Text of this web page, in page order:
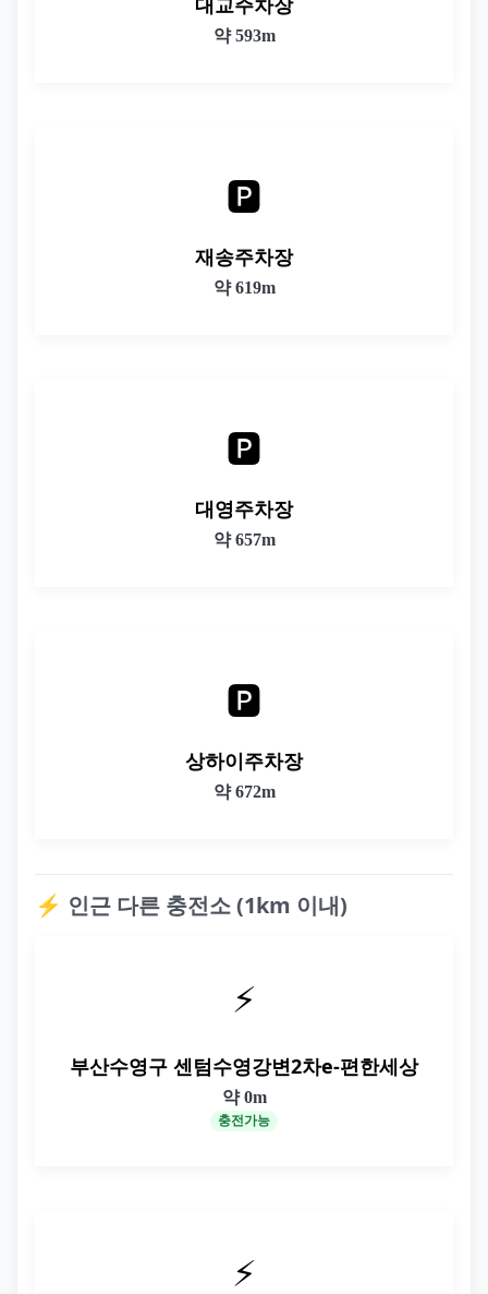
약 593m
🅿️
재송주차장
약 619m
🅿️
대영주차장
약 657m
🅿️
상하이주차장
약 672m
⚡ 인근 다른 충전소 (1km 이내)
⚡
부산수영구 센텀수영강변2차e-편한세상
약 0m
충전가능
⚡